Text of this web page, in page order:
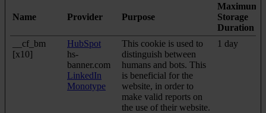
Name Provider Purpose
Maximum
Storage
Duration
__cf_bm
[x10]
HubSpot
hs-
banner.com
LinkedIn
Monotype
This cookie is used to
distinguish between
humans and bots. This
is beneficial for the
website, in order to
make valid reports on
the use of their website.
1 day